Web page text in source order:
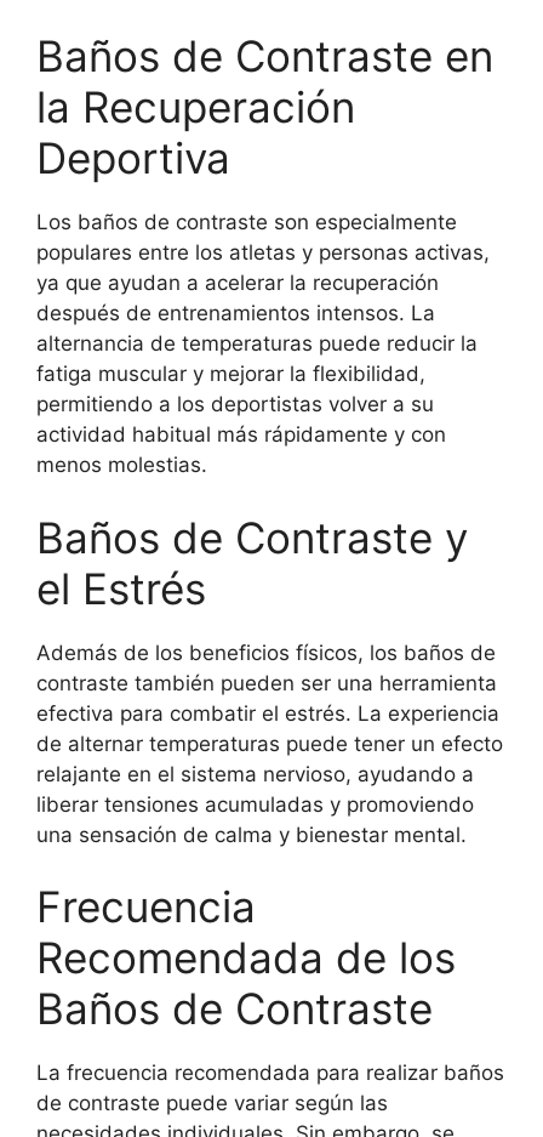
Baños de Contraste en
la Recuperación
Deportiva
Los baños de contraste son especialmente
populares entre los atletas y personas activas,
ya que ayudan a acelerar la recuperación
después de entrenamientos intensos. La
alternancia de temperaturas puede reducir la
fatiga muscular y mejorar la flexibilidad,
permitiendo a los deportistas volver a su
actividad habitual más rápidamente y con
menos molestias.
Baños de Contraste y
el Estrés
Además de los beneficios físicos, los baños de
contraste también pueden ser una herramienta
efectiva para combatir el estrés. La experiencia
de alternar temperaturas puede tener un efecto
relajante en el sistema nervioso, ayudando a
liberar tensiones acumuladas y promoviendo
una sensación de calma y bienestar mental.
Frecuencia
Recomendada de los
Baños de Contraste
La frecuencia recomendada para realizar baños
de contraste puede variar según las